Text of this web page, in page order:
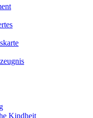
Kindheit